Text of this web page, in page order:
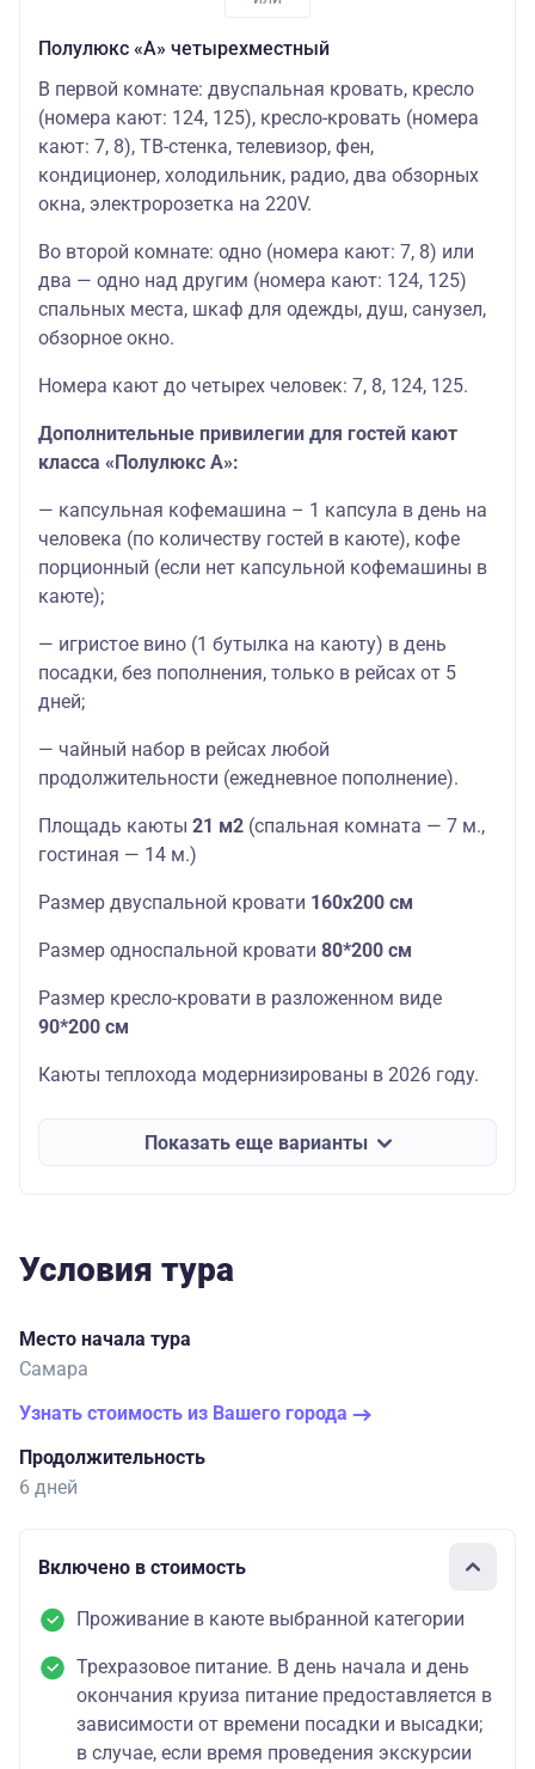
Полулюкс «А» четырехместный
В первой комнате: двуспальная кровать, кресло
(номера кают: 124, 125), кресло-кровать (номера
кают: 7, 8), ТВ-стенка, телевизор, фен,
кондиционер, холодильник, радио, два обзорных
окна, электророзетка на 220V.
Во второй комнате: одно (номера кают: 7, 8) или
два — одно над другим (номера кают: 124, 125)
спальных места, шкаф для одежды, душ, санузел,
обзорное окно.
Номера кают до четырех человек: 7, 8, 124, 125.
Дополнительные привилегии для гостей кают
класса «Полулюкс А»:
— капсульная кофемашина – 1 капсула в день на
человека (по количеству гостей в каюте), кофе
порционный (если нет капсульной кофемашины в
каюте);
— игристое вино (1 бутылка на каюту) в день
посадки, без пополнения, только в рейсах от 5
дней;
— чайный набор в рейсах любой
продолжительности (ежедневное пополнение).
Площадь каюты 21 м2 (спальная комната — 7 м.,
гостиная — 14 м.)
Размер двуспальной кровати 160х200 см
Размер односпальной кровати 80*200 см
Размер кресло-кровати в разложенном виде
90*200 см
Каюты теплохода модернизированы в 2026 году.
Показать еще варианты
Условия тура
Место начала тура
Самара
Узнать стоимость из Вашего города
Продолжительность
6 дней
Включено в стоимость
Проживание в каюте выбранной категории
Трехразовое питание. В день начала и день
окончания круиза питание предоставляется в
зависимости от времени посадки и высадки;
в случае, если время проведения экскурсии